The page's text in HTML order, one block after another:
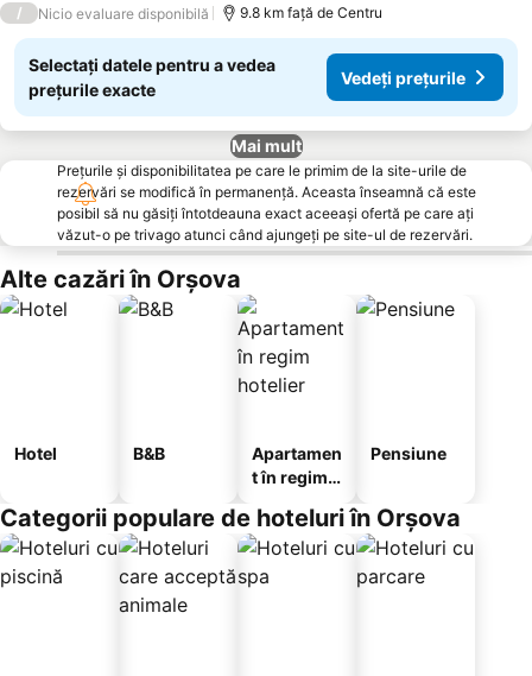
/ Nicio evaluare disponibilă 9.8 km faţă de Centru
Selectați datele pentru a vedea
prețurile exacte
Vedeți prețurile
Mai mult
Prețurile și disponibilitatea pe care le primim de la site-urile de
rezervări se modifică în permanență. Aceasta înseamnă că este
posibil să nu găsiți întotdeauna exact aceeași ofertă pe care ați
văzut-o pe trivago atunci când ajungeți pe site-ul de rezervări.
Alte cazări în Orşova
Hotel B&B
Apartamen
t în regim
Pensiune
Categorii populare de hoteluri în Orşova